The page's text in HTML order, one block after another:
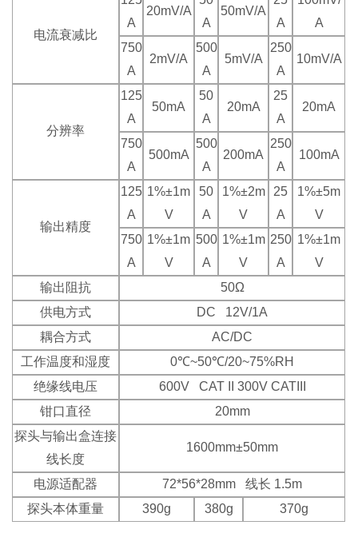
电流衰减比
A
20mV/A
A
50mV/A
A
A
750
A
2mV/A
500
A
5mV/A
250
A
10mV/A
分辨率
125
A
50mA
50
A
20mA
25
A
20mA
750
A
500mA
500
A
200mA
250
A
100mA
输出精度
125
A
1%±1m
V
50
A
1%±2m
V
25
A
1%±5m
V
750
A
1%±1m
V
500
A
1%±1m
V
250
A
1%±1m
V
输出阻抗
50Ω
供电方式
DC 12V/1A
耦合方式
AC/DC
工作温度和湿度
0℃~50℃/20~75%RH
绝缘线电压
600V CAT II 300V CATIII
钳口直径
20mm
探头与输出盒连接
线长度
1600mm±50mm
电源适配器
72*56*28mm 线长 1.5m
探头本体重量
390g 380g 370g